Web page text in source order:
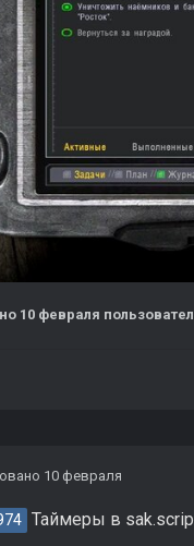
10 февраля
10 февраля
Таймеры в